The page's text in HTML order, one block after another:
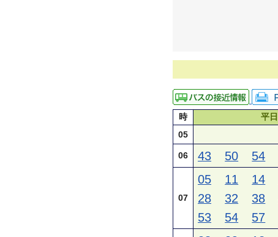
時 平日
05
06 43 50 54
07
05 11 14
28
32 38
53
54 57